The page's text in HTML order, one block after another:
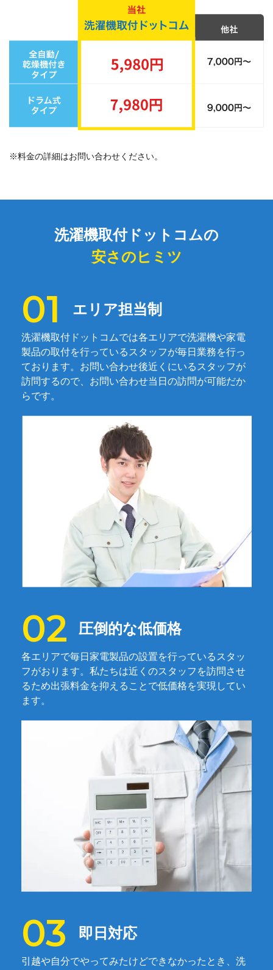
※料金の詳細はお問い合わせください。
洗濯機取付ドットコムの
安さのヒミツ
エリア担当制
洗濯機取付ドットコムでは各エリアで洗濯機や家電
製品の取付を行っているスタッフが毎日業務を行っ
ております。お問い合わせ後近くにいるスタッフが
訪問するので、お問い合わせ当日の訪問が可能だか
らです。
圧倒的な低価格
各エリアで毎日家電製品の設置を行っているスタッ
フがおります。私たちは近くのスタッフを訪問させ
るため出張料金を抑えることで低価格を実現してい
ます。
即日対応
引越や自分でやってみたけどできなかったとき、洗